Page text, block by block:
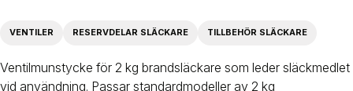
VENTILER RESERVDELAR SLÄCKARE TILLBEHÖR SLÄCKARE
Ventilmunstycke för 2 kg brandsläckare som leder släckmedlet
vid användning. Passar standardmodeller av 2 kg